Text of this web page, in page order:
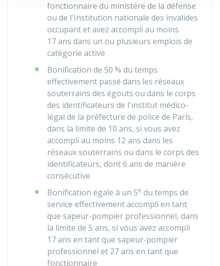
fonctionnaire du ministère de la défense
ou de l'Institution nationale des invalides
occupant et avez accompli au moins
17 ans dans un ou plusieurs emplois de
catégorie active
Bonification de 50 % du temps
effectivement passé dans les réseaux
souterrains des égouts ou dans le corps
des identificateurs de l'institut médico-
légal de la préfecture de police de Paris,
dans la limite de 10 ans, si vous avez
accompli au moins 12 ans dans les
réseaux souterrains ou dans le corps des
identificateurs, dont 6 ans de manière
consécutive
Bonification égale à un 5e du temps de
service effectivement accompli en tant
que sapeur-pompier professionnel, dans
la limite de 5 ans, si vous avez accompli
17 ans en tant que sapeur-pompier
professionnel et 27 ans en tant que
fonctionnaire